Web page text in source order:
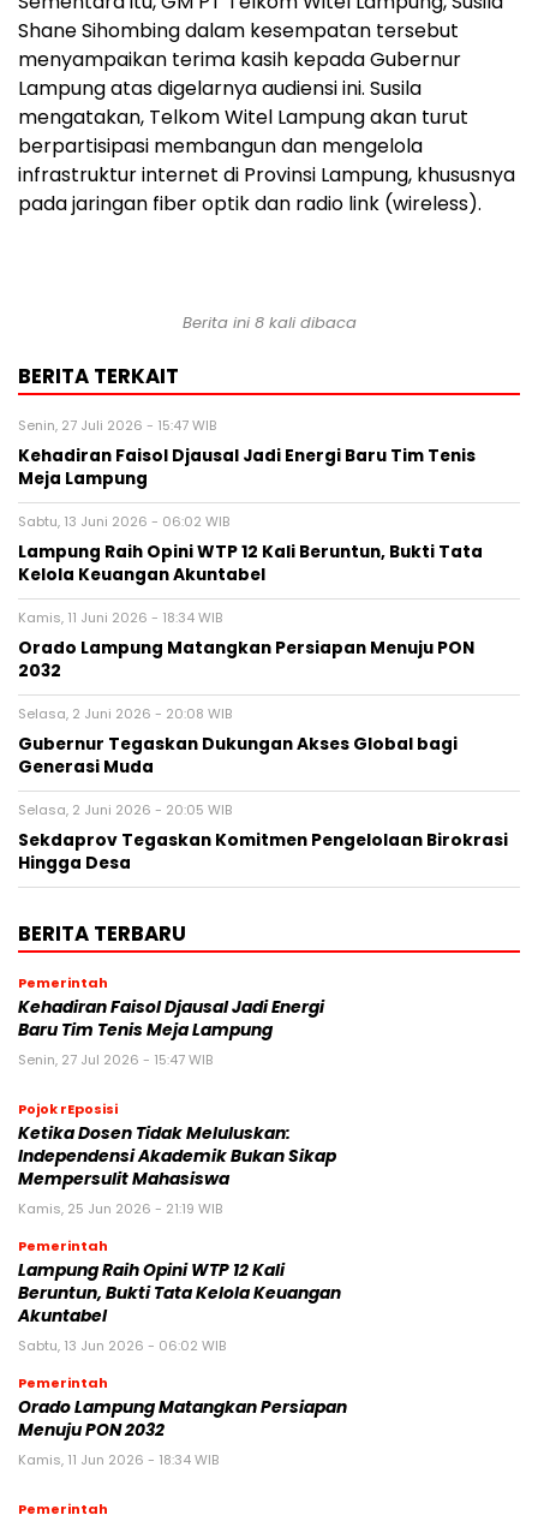
Shane Sihombing dalam kesempatan tersebut
menyampaikan terima kasih kepada Gubernur
Lampung atas digelarnya audiensi ini. Susila
mengatakan, Telkom Witel Lampung akan turut
berpartisipasi membangun dan mengelola
infrastruktur internet di Provinsi Lampung, khususnya
pada jaringan fiber optik dan radio link (wireless).
Berita ini 8 kali dibaca
BERITA TERKAIT
Senin, 27 Juli 2026 - 15:47 WIB
Kehadiran Faisol Djausal Jadi Energi Baru Tim Tenis
Meja Lampung
Sabtu, 13 Juni 2026 - 06:02 WIB
Lampung Raih Opini WTP 12 Kali Beruntun, Bukti Tata
Kelola Keuangan Akuntabel
Kamis, 11 Juni 2026 - 18:34 WIB
Orado Lampung Matangkan Persiapan Menuju PON
2032
Selasa, 2 Juni 2026 - 20:08 WIB
Gubernur Tegaskan Dukungan Akses Global bagi
Generasi Muda
Selasa, 2 Juni 2026 - 20:05 WIB
Sekdaprov Tegaskan Komitmen Pengelolaan Birokrasi
Hingga Desa
BERITA TERBARU
Pemerintah
Kehadiran Faisol Djausal Jadi Energi
Baru Tim Tenis Meja Lampung
Senin, 27 Jul 2026 - 15:47 WIB
Pojok rEposisi
Ketika Dosen Tidak Meluluskan:
Independensi Akademik Bukan Sikap
Mempersulit Mahasiswa
Kamis, 25 Jun 2026 - 21:19 WIB
Pemerintah
Lampung Raih Opini WTP 12 Kali
Beruntun, Bukti Tata Kelola Keuangan
Akuntabel
Sabtu, 13 Jun 2026 - 06:02 WIB
Pemerintah
Orado Lampung Matangkan Persiapan
Menuju PON 2032
Kamis, 11 Jun 2026 - 18:34 WIB
Pemerintah